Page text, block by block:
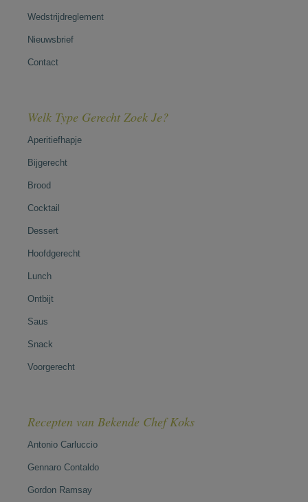
Wedstrijdreglement
Nieuwsbrief
Contact
Welk Type Gerecht Zoek Je?
Aperitiefhapje
Bijgerecht
Brood
Cocktail
Dessert
Hoofdgerecht
Lunch
Ontbijt
Saus
Snack
Voorgerecht
Recepten van Bekende Chef Koks
Antonio Carluccio
Gennaro Contaldo
Gordon Ramsay